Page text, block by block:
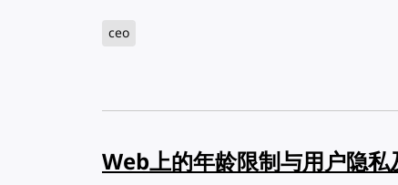
ceo
Web上的年龄限制与用户隐私